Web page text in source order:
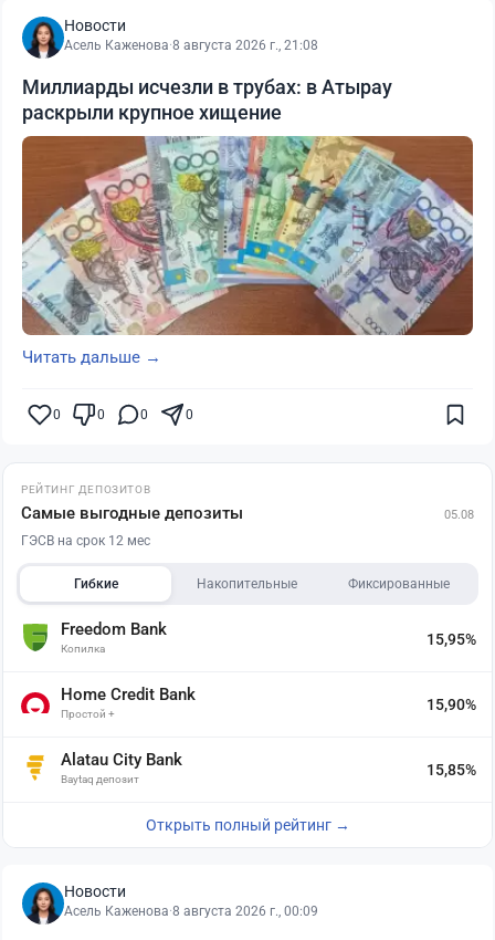
Новости
Асель Каженова·8 августа 2026 г., 21:08
Миллиарды исчезли в трубах: в Атырау
раскрыли крупное хищение
Читать дальше →
0 0 0 0
РЕЙТИНГ ДЕПОЗИТОВ
Самые выгодные депозиты 05.08
ГЭСВ на срок 12 мес
Гибкие Накопительные Фиксированные
Freedom Bank
Копилка
15,95%
Home Credit Bank
Простой +
15,90%
Alatau City Bank
Baytaq депозит
15,85%
Открыть полный рейтинг →
Новости
Асель Каженова·8 августа 2026 г., 00:09